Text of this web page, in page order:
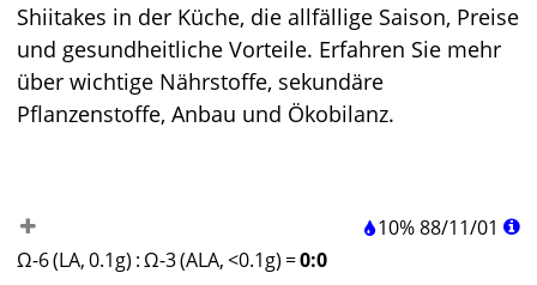
Shiitakes in der Küche, die allfällige Saison, Preise
und gesundheitliche Vorteile. Erfahren Sie mehr
über wichtige Nährstoffe, sekundäre
Pflanzenstoffe, Anbau und Ökobilanz.
10%88/11/01
Ω-6 (LA, 0.1g) :Ω-3 (ALA, <0.1g) =0:0